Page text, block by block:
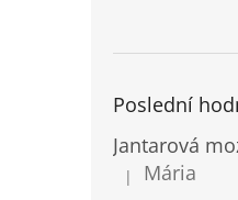
Poslední
Hodnocení
| Mária